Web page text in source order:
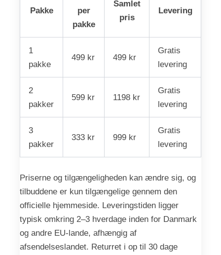
Pakke
per
pakke
Samlet
pris
Levering
1
pakke
499 kr 499 kr
Gratis
levering
2
pakker
599 kr 1198 kr
Gratis
levering
3
pakker
333 kr 999 kr
Gratis
levering
Priserne og tilgængeligheden kan ændre sig, og
tilbuddene er kun tilgængelige gennem den
officielle hjemmeside. Leveringstiden ligger
typisk omkring 2–3 hverdage inden for Danmark
og andre EU-lande, afhængig af
afsendelseslandet. Returret i op til 30 dage